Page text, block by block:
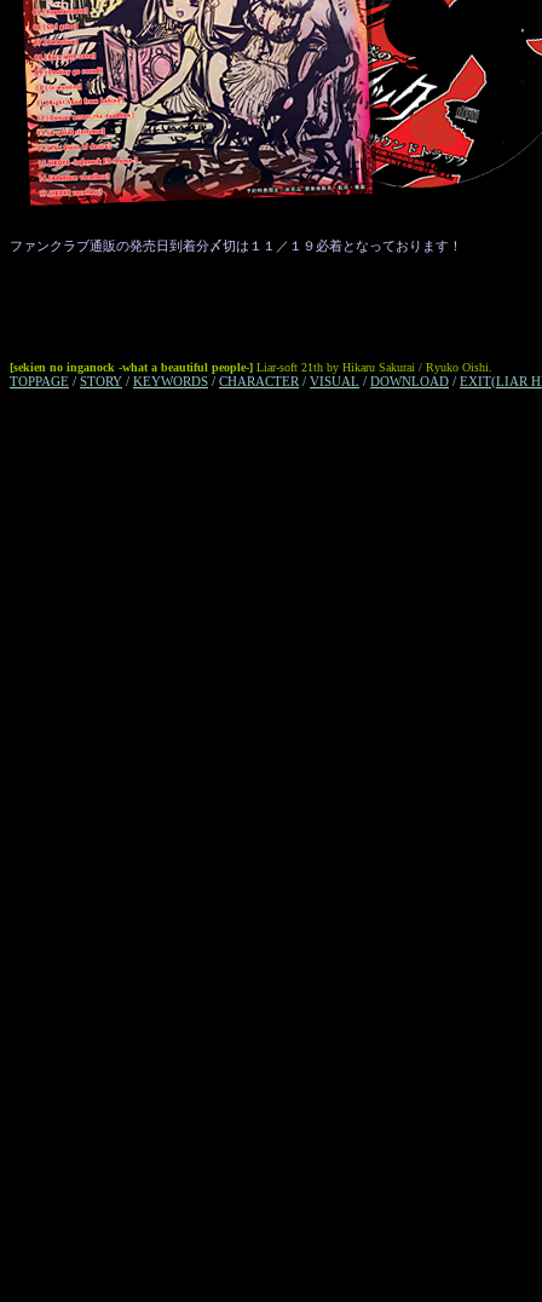
ファンクラブ通販の発売日到着分〆切は１１／１９必着となっております！
[sekien no inganock -what a beautiful people-] Liar-soft 21th by Hikaru Sakurai / Ryuko Oishi.
TOPPAGE / STORY / KEYWORDS / CHARACTER / VISUAL / DOWNLOAD / EXIT(LIAR